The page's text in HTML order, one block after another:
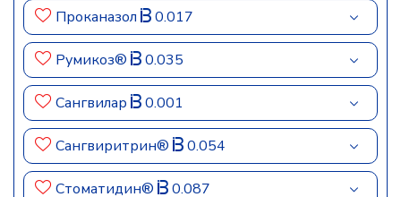
Проканазол 0.017
Румикоз® 0.035
Сангвилар 0.001
Сангвиритрин® 0.054
Стоматидин® 0.087